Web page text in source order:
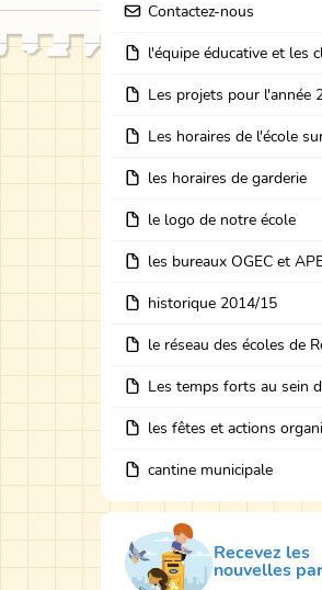
Contactez-nous
l'équipe éducative et les
Les horaires de l'école
les horaires de garderie
le logo de notre école
les bureaux OGEC et
historique 2014/15
le réseau des écoles de
cantine municipale
Recevez les
nouvelles